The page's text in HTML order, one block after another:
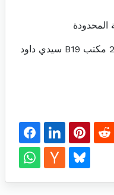
مركز ملينيوم الطابق2 مكتب B19 سيدي داود